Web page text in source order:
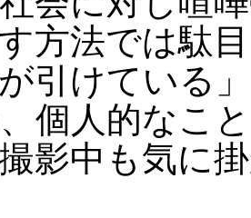
方法では駄
引けている
個人的なこ
影中も気に